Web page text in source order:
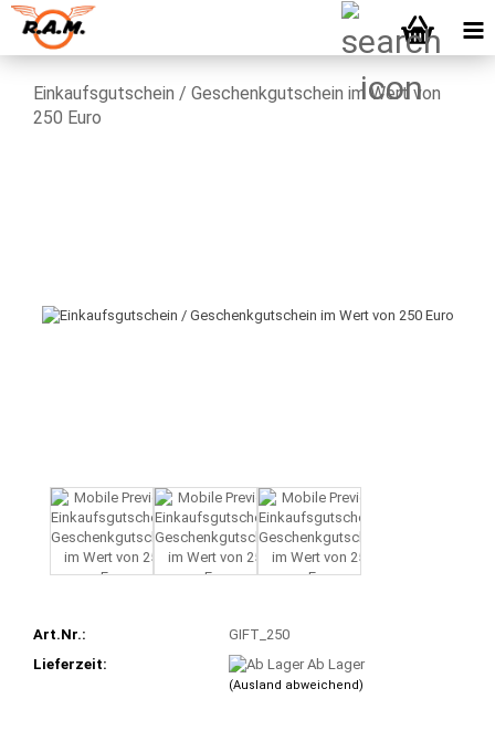
Einkaufsgutschein / Geschenkgutschein im Wert von
250 Euro
Art.Nr.:
GIFT_250
Lieferzeit:
Ab Lager
(Ausland abweichend)